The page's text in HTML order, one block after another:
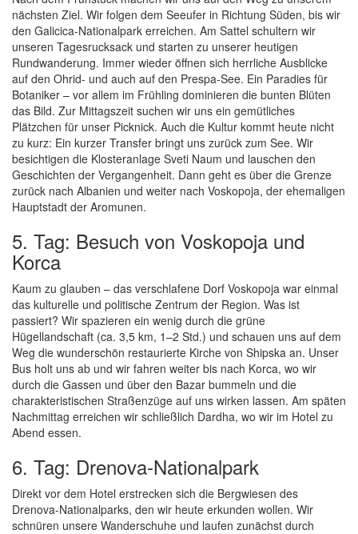
nächsten Ziel. Wir folgen dem Seeufer in Richtung Süden, bis wir
den Galicica-Nationalpark erreichen. Am Sattel schultern wir
unseren Tagesrucksack und starten zu unserer heutigen
Rundwanderung. Immer wieder öffnen sich herrliche Ausblicke
auf den Ohrid- und auch auf den Prespa-See. Ein Paradies für
Botaniker – vor allem im Frühling dominieren die bunten Blüten
das Bild. Zur Mittagszeit suchen wir uns ein gemütliches
Plätzchen für unser Picknick. Auch die Kultur kommt heute nicht
zu kurz: Ein kurzer Transfer bringt uns zurück zum See. Wir
besichtigen die Klosteranlage Sveti Naum und lauschen den
Geschichten der Vergangenheit. Dann geht es über die Grenze
zurück nach Albanien und weiter nach Voskopoja, der ehemaligen
Hauptstadt der Aromunen.
5. Tag: Besuch von Voskopoja und
Korca
Kaum zu glauben – das verschlafene Dorf Voskopoja war einmal
das kulturelle und politische Zentrum der Region. Was ist
passiert? Wir spazieren ein wenig durch die grüne
Hügellandschaft (ca. 3,5 km, 1–2 Std.) und schauen uns auf dem
Weg die wunderschön restaurierte Kirche von Shipska an. Unser
Bus holt uns ab und wir fahren weiter bis nach Korca, wo wir
durch die Gassen und über den Bazar bummeln und die
charakteristischen Straßenzüge auf uns wirken lassen. Am späten
Nachmittag erreichen wir schließlich Dardha, wo wir im Hotel zu
Abend essen.
6. Tag: Drenova-Nationalpark
Direkt vor dem Hotel erstrecken sich die Bergwiesen des
Drenova-Nationalparks, den wir heute erkunden wollen. Wir
schnüren unsere Wanderschuhe und laufen zunächst durch